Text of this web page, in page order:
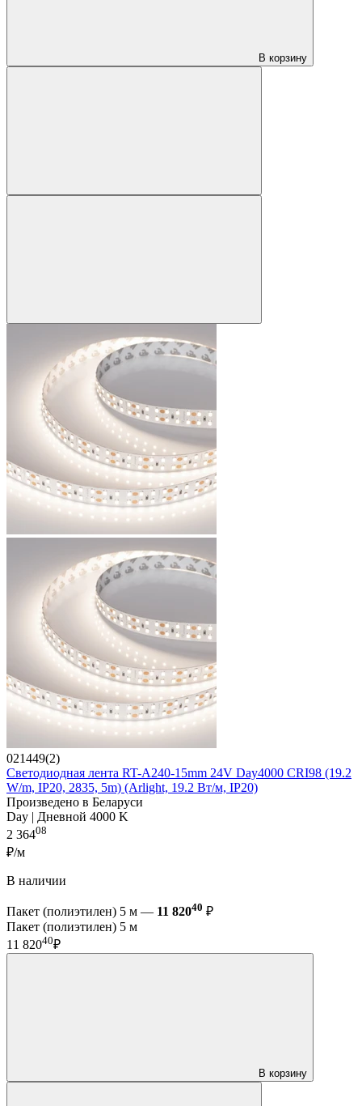
В корзину
021449(2)
Светодиодная лента RT-A240-15mm 24V Day4000 CRI98 (19.2
W/m, IP20, 2835, 5m) (Arlight, 19.2 Вт/м, IP20)
Произведено в Беларуси
Day | Дневной 4000 K
2 36408
₽/м
В наличии
Пакет (полиэтилен) 5 м — 11 82040 ₽
Пакет (полиэтилен) 5 м
11 82040₽
В корзину